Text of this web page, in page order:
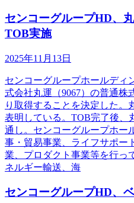
センコーグループHD、
TOB実施
2025年11月13日
センコーグループホールディ
式会社丸運（9067）の普通株
り取得することを決定した。
表明している。TOB完了後、
通し。センコーグループホー
事・貿易事業、ライフサポー
業、プロダクト事業等を行っ
ネルギー輸送、海
センコーグループHD、